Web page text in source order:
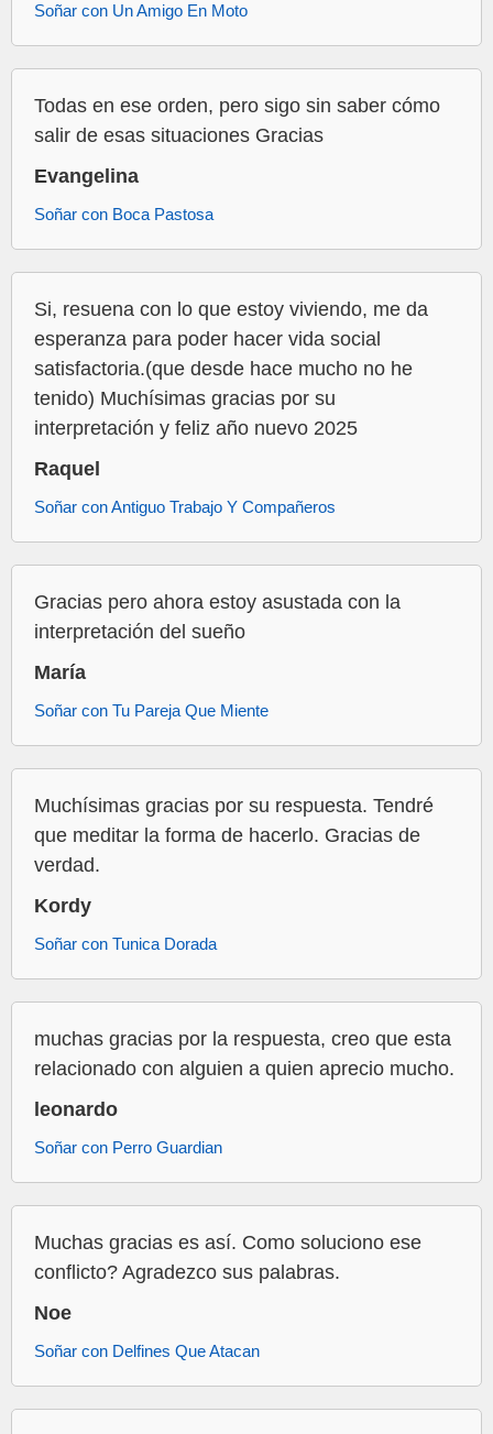
Soñar con Un Amigo En Moto
Todas en ese orden, pero sigo sin saber cómo
salir de esas situaciones Gracias
Evangelina
Soñar con Boca Pastosa
Si, resuena con lo que estoy viviendo, me da
esperanza para poder hacer vida social
satisfactoria.(que desde hace mucho no he
tenido) Muchísimas gracias por su
interpretación y feliz año nuevo 2025
Raquel
Soñar con Antiguo Trabajo Y Compañeros
Gracias pero ahora estoy asustada con la
interpretación del sueño
María
Soñar con Tu Pareja Que Miente
Muchísimas gracias por su respuesta. Tendré
que meditar la forma de hacerlo. Gracias de
verdad.
Kordy
Soñar con Tunica Dorada
muchas gracias por la respuesta, creo que esta
relacionado con alguien a quien aprecio mucho.
leonardo
Soñar con Perro Guardian
Muchas gracias es así. Como soluciono ese
conflicto? Agradezco sus palabras.
Noe
Soñar con Delfines Que Atacan